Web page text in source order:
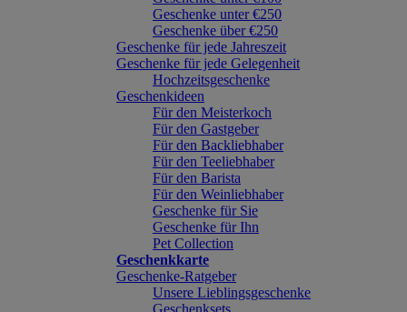
Geschenke unter €250
Geschenke über €250
Geschenke für jede Jahreszeit
Geschenke für jede Gelegenheit
Hochzeitsgeschenke
Geschenkideen
Für den Meisterkoch
Für den Gastgeber
Für den Backliebhaber
Für den Teeliebhaber
Für den Barista
Für den Weinliebhaber
Geschenke für Sie
Geschenke für Ihn
Pet Collection
Geschenkkarte
Geschenke-Ratgeber
Unsere Lieblingsgeschenke
Geschenksets